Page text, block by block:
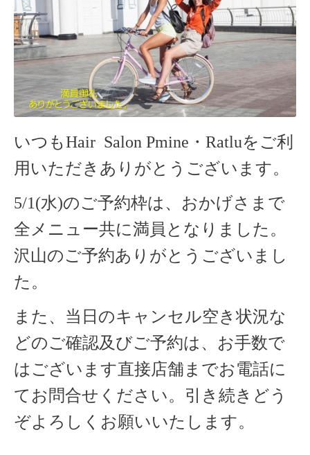
いつもHair Salon Pmine・Ratluをご利
用いただきありがとうございます。
5/1(水)のご予約枠は、おかげさまで
全メニュー共に満員となりました。
沢山のご予約ありがとうございまし
た。
また、当日のキャンセル空き状況な
どのご確認及びご予約は、お手数で
はございます直接店舗までお電話に
てお問合せください。引き続きどう
ぞよろしくお願いいたします。